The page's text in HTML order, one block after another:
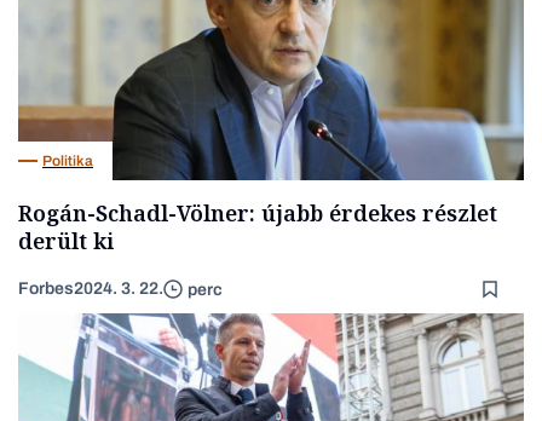
Politika
Rogán-Schadl-Völner: újabb érdekes részlet
derült ki
Forbes2024. 3. 22. perc